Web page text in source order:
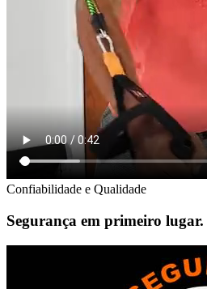
Confiabilidade e Qualidade
Segurança em primeiro lugar.